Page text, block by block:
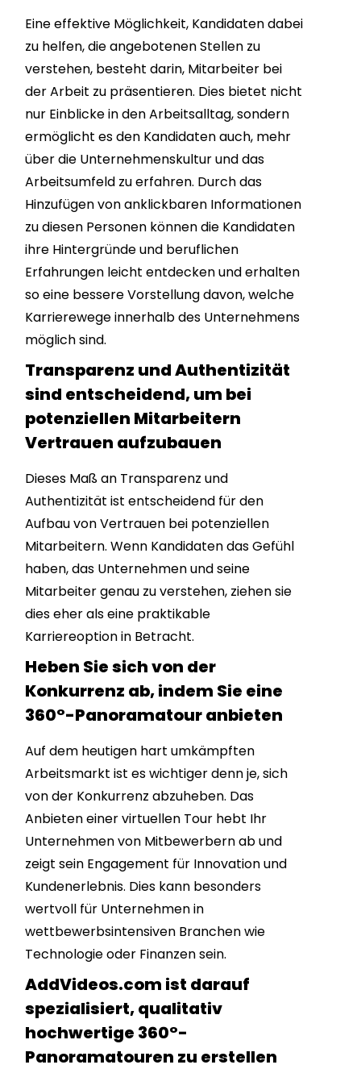
Eine effektive Möglichkeit, Kandidaten dabei
zu helfen, die angebotenen Stellen zu
verstehen, besteht darin, Mitarbeiter bei
der Arbeit zu präsentieren. Dies bietet nicht
nur Einblicke in den Arbeitsalltag, sondern
ermöglicht es den Kandidaten auch, mehr
über die Unternehmenskultur und das
Arbeitsumfeld zu erfahren. Durch das
Hinzufügen von anklickbaren Informationen
zu diesen Personen können die Kandidaten
ihre Hintergründe und beruflichen
Erfahrungen leicht entdecken und erhalten
so eine bessere Vorstellung davon, welche
Karrierewege innerhalb des Unternehmens
möglich sind.
Transparenz und Authentizität
sind entscheidend, um bei
potenziellen Mitarbeitern
Vertrauen aufzubauen
Dieses Maß an Transparenz und
Authentizität ist entscheidend für den
Aufbau von Vertrauen bei potenziellen
Mitarbeitern. Wenn Kandidaten das Gefühl
haben, das Unternehmen und seine
Mitarbeiter genau zu verstehen, ziehen sie
dies eher als eine praktikable
Karriereoption in Betracht.
Heben Sie sich von der
Konkurrenz ab, indem Sie eine
360°-Panoramatour anbieten
Auf dem heutigen hart umkämpften
Arbeitsmarkt ist es wichtiger denn je, sich
von der Konkurrenz abzuheben. Das
Anbieten einer virtuellen Tour hebt Ihr
Unternehmen von Mitbewerbern ab und
zeigt sein Engagement für Innovation und
Kundenerlebnis. Dies kann besonders
wertvoll für Unternehmen in
wettbewerbsintensiven Branchen wie
Technologie oder Finanzen sein.
AddVideos.com ist darauf
spezialisiert, qualitativ
hochwertige 360°-
Panoramatouren zu erstellen